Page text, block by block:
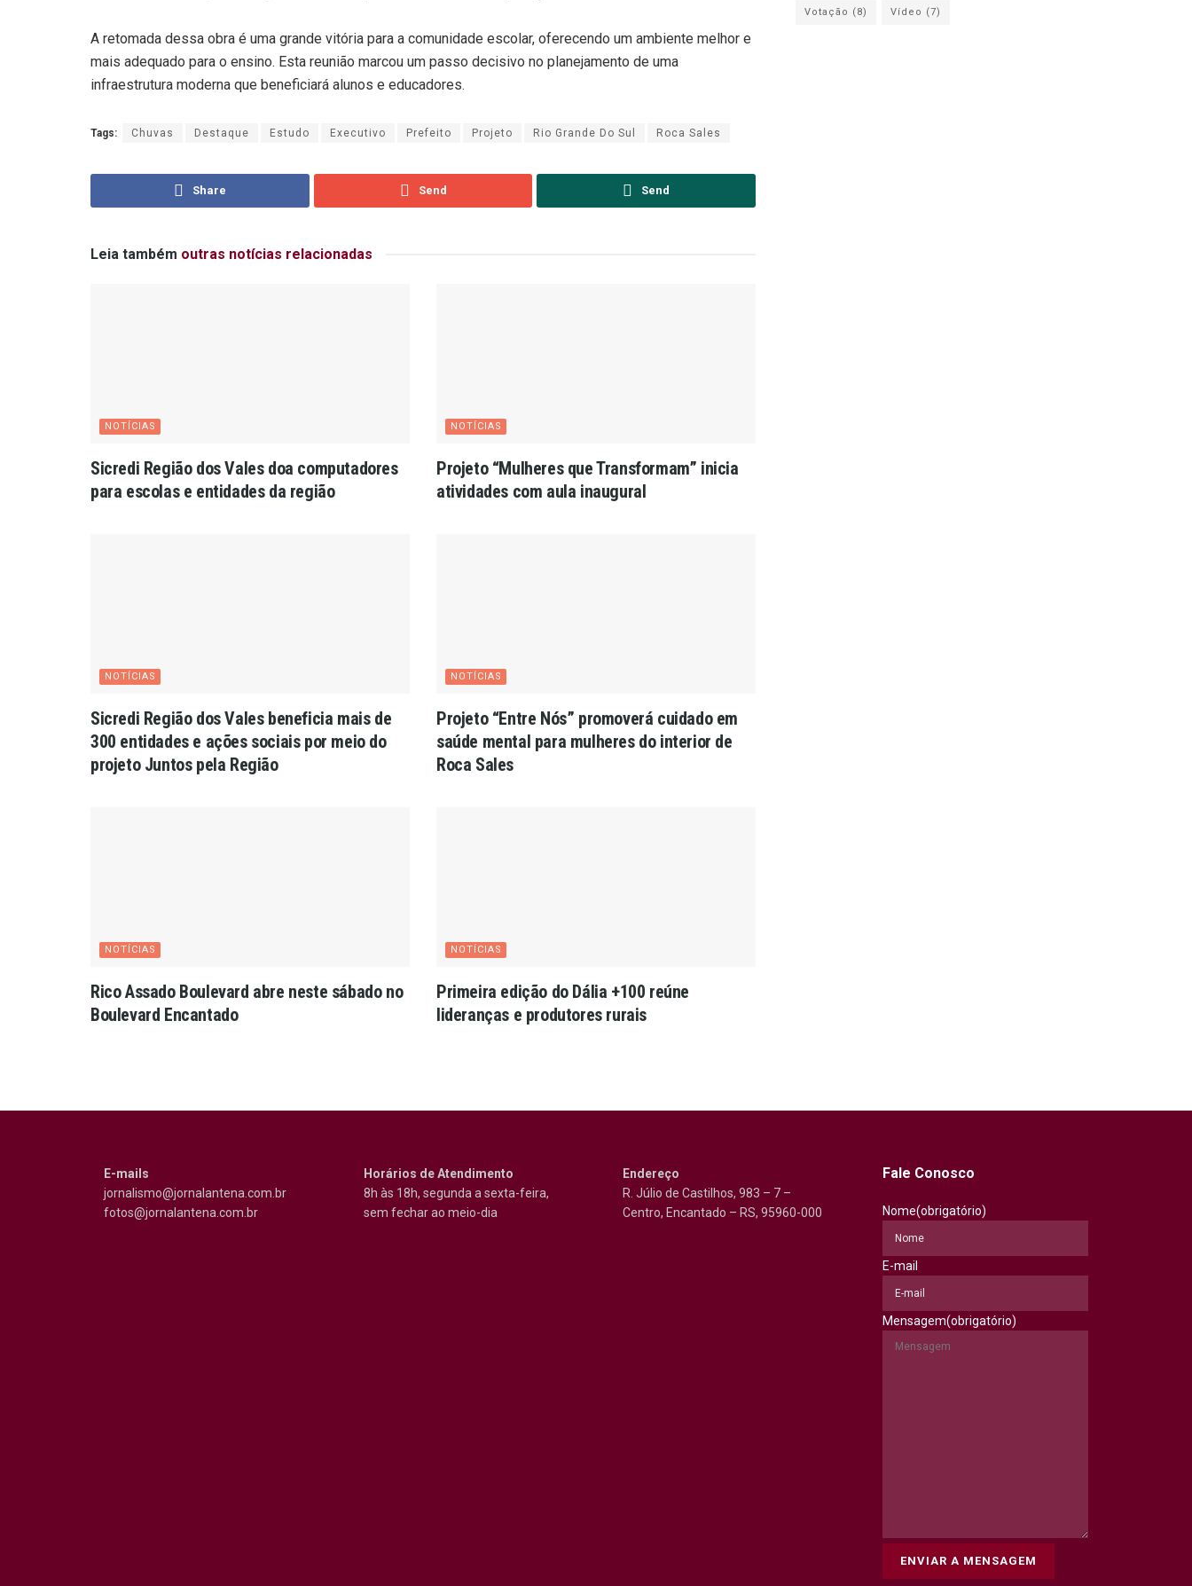
A retomada dessa obra é uma grande vitória para a comunidade escolar, oferecendo um ambiente melhor e
mais adequado para o ensino. Esta reunião marcou um passo decisivo no planejamento de uma
infraestrutura moderna que beneficiará alunos e educadores.
Tags: Chuvas Destaque Estudo Executivo Prefeito Projeto Rio Grande Do Sul Roca Sales
Share Send Send
Leia também outras notícias relacionadas
NOTÍCIAS
Sicredi Região dos Vales doa computadores
para escolas e entidades da região
NOTÍCIAS
Projeto “Mulheres que Transformam” inicia
atividades com aula inaugural
NOTÍCIAS
Sicredi Região dos Vales beneficia mais de
300 entidades e ações sociais por meio do
projeto Juntos pela Região
NOTÍCIAS
Projeto “Entre Nós” promoverá cuidado em
saúde mental para mulheres do interior de
Roca Sales
NOTÍCIAS
Rico Assado Boulevard abre neste sábado no
Boulevard Encantado
NOTÍCIAS
Primeira edição do Dália +100 reúne
lideranças e produtores rurais
Votação (8) Vídeo (7)
E-mails
jornalismo@jornalantena.com.br
fotos@jornalantena.com.br
Horários de Atendimento
8h às 18h, segunda a sexta-feira,
sem fechar ao meio-dia
Endereço
R. Júlio de Castilhos, 983 – 7 –
Centro, Encantado – RS, 95960-000
Fale Conosco
Nome(obrigatório)
E-mail
Mensagem(obrigatório)